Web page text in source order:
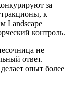
за
к
Landscape
контроль.
не
ответ.
опыт более